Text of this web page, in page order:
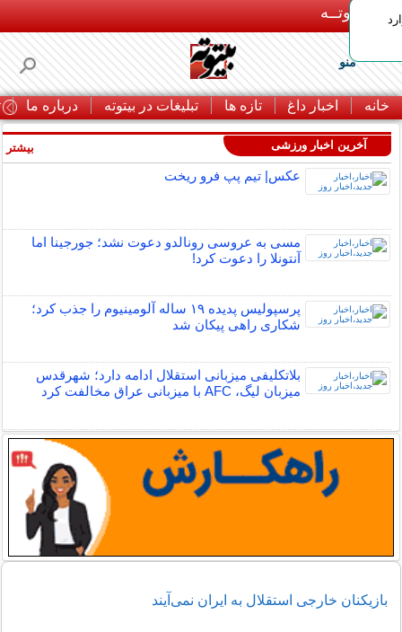
بـیتوتــه
منو
خانه اخبار داغ تازه ها تبلیغات در بیتوته درباره ما
آخرین اخبار ورزشی
عکس| تیم پپ فرو ریخت
مسی به عروسی رونالدو دعوت نشد؛ جورجینا اما
آنتونلا را دعوت کرد!
پرسپولیس پدیده ۱۹ ساله آلومینیوم را جذب کرد؛
شکاری راهی پیکان شد
بلاتکلیفی میزبانی استقلال ادامه دارد؛ شهرقدس
میزبان لیگ، AFC با میزبانی عراق مخالفت کرد
بیشتر
بازیکنان خارجی استقلال به ایران نمی‌آیند